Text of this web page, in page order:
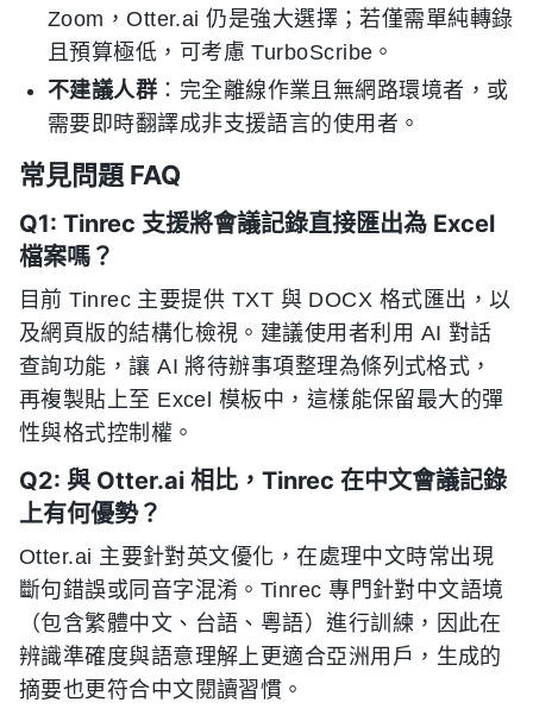
Zoom，Otter.ai 仍是強大選擇；若僅需單純轉錄
且預算極低，可考慮 TurboScribe。
不建議人群 ：完全離線作業且無網路環境者，或
需要即時翻譯成非支援語言的使用者。
常見問題 FAQ
Q1: Tinrec 支援將會議記錄直接匯出為 Excel
檔案嗎？
目前 Tinrec 主要提供 TXT 與 DOCX 格式匯出，以
及網頁版的結構化檢視。建議使用者利用 AI 對話
查詢功能，讓 AI 將待辦事項整理為條列式格式，
再複製貼上至 Excel 模板中，這樣能保留最大的彈
性與格式控制權。
Q2: 與 Otter.ai 相比，Tinrec 在中文會議記錄
上有何優勢？
Otter.ai 主要針對英文優化，在處理中文時常出現
斷句錯誤或同音字混淆。Tinrec 專門針對中文語境
（包含繁體中文、台語、粵語）進行訓練，因此在
辨識準確度與語意理解上更適合亞洲用戶，生成的
摘要也更符合中文閱讀習慣。